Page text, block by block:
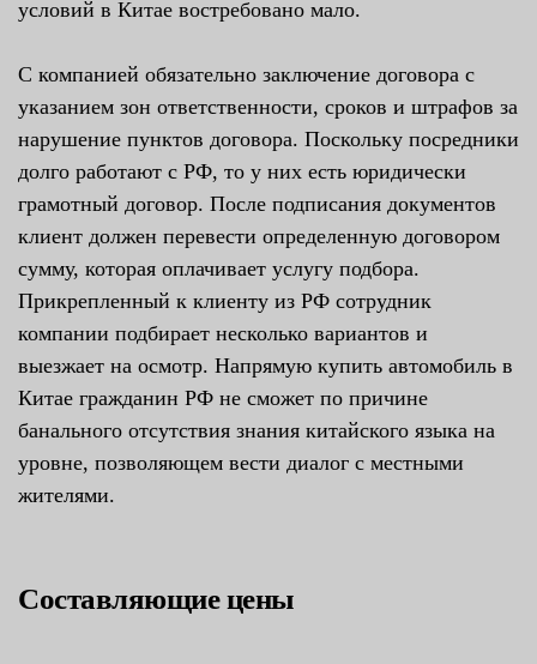
условий в Китае востребовано мало.
С компанией обязательно заключение договора с
указанием зон ответственности, сроков и штрафов за
нарушение пунктов договора. Поскольку посредники
долго работают с РФ, то у них есть юридически
грамотный договор. После подписания документов
клиент должен перевести определенную договором
сумму, которая оплачивает услугу подбора.
Прикрепленный к клиенту из РФ сотрудник
компании подбирает несколько вариантов и
выезжает на осмотр. Напрямую купить автомобиль в
Китае гражданин РФ не сможет по причине
банального отсутствия знания китайского языка на
уровне, позволяющем вести диалог с местными
жителями.
Составляющие цены